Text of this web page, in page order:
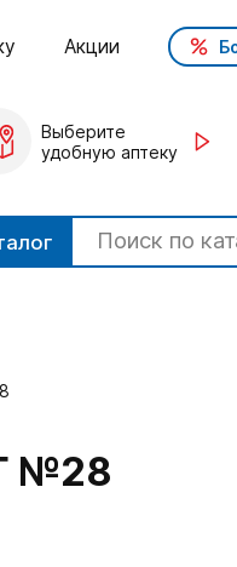
Акции
Выберите
удобную аптеку
№28